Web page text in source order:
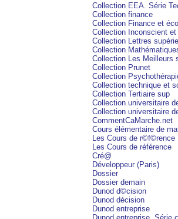
Collection EEA. Série
Collection finance
Collection Finance et
Collection Inconscient et
Collection Lettres
Collection
Collection Les Meilleurs
Collection Prunet
Collection
Collection technique et
Collection Tertiaire sup
Collection universitaire
Collection universitaire
CommentCaMarche.net
Cours élémentaire de
Les Cours de r©f©rence
Les Cours de référence
Cré@
Développeur (Paris)
Dossier
Dossier demain
Dunod d©cision
Dunod décision
Dunod entreprise